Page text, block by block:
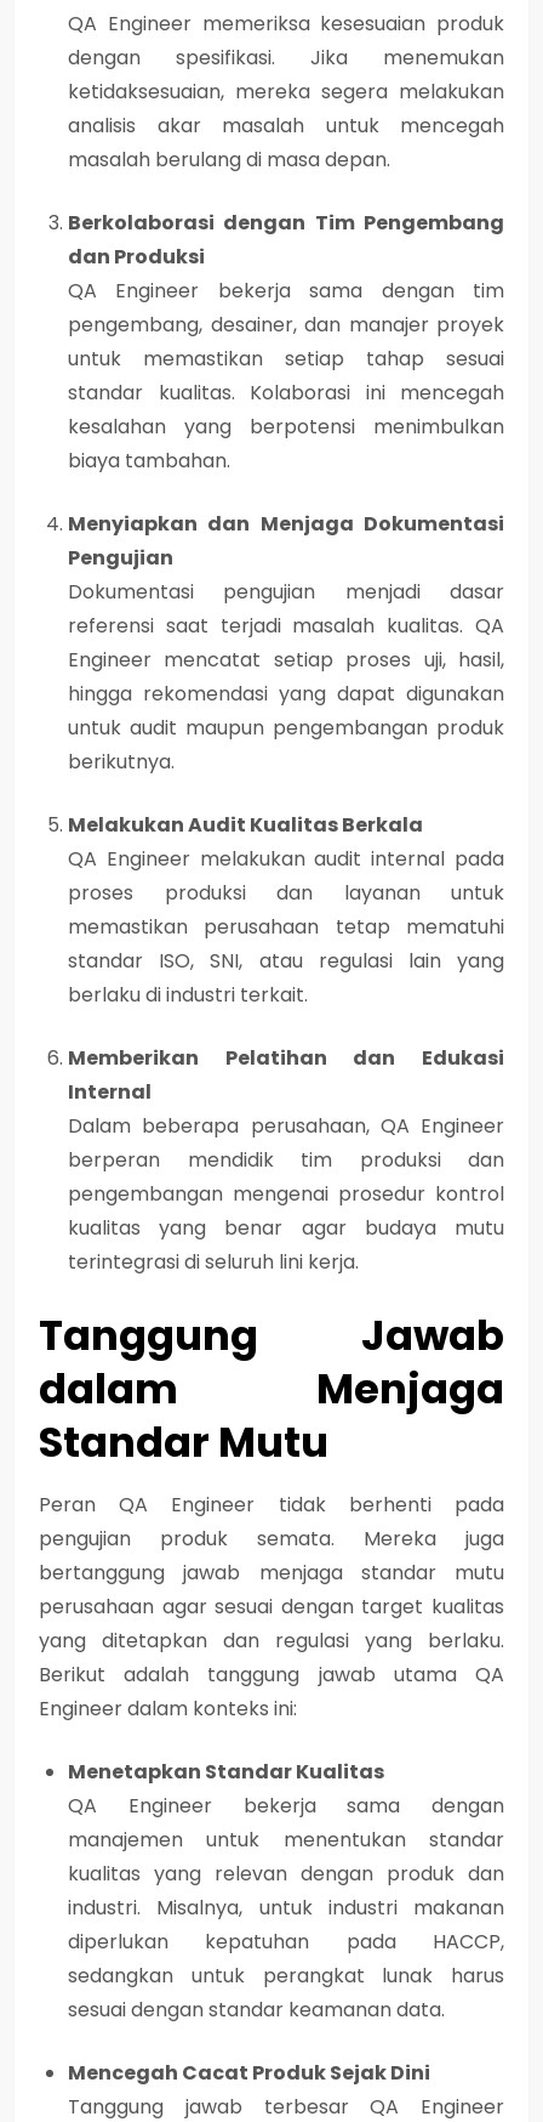
QA Engineer memeriksa kesesuaian produk
dengan spesifikasi. Jika menemukan
ketidaksesuaian, mereka segera melakukan
analisis akar masalah untuk mencegah
masalah berulang di masa depan.
Berkolaborasi dengan Tim Pengembang
dan Produksi
QA Engineer bekerja sama dengan tim
pengembang, desainer, dan manajer proyek
untuk memastikan setiap tahap sesuai
standar kualitas. Kolaborasi ini mencegah
kesalahan yang berpotensi menimbulkan
biaya tambahan.
Menyiapkan dan Menjaga Dokumentasi
Pengujian
Dokumentasi pengujian menjadi dasar
referensi saat terjadi masalah kualitas. QA
Engineer mencatat setiap proses uji, hasil,
hingga rekomendasi yang dapat digunakan
untuk audit maupun pengembangan produk
berikutnya.
Melakukan Audit Kualitas Berkala
QA Engineer melakukan audit internal pada
proses produksi dan layanan untuk
memastikan perusahaan tetap mematuhi
standar ISO, SNI, atau regulasi lain yang
berlaku di industri terkait.
Memberikan Pelatihan dan Edukasi
Internal
Dalam beberapa perusahaan, QA Engineer
berperan mendidik tim produksi dan
pengembangan mengenai prosedur kontrol
kualitas yang benar agar budaya mutu
terintegrasi di seluruh lini kerja.
Tanggung Jawab
dalam Menjaga
Standar Mutu
Peran QA Engineer tidak berhenti pada
pengujian produk semata. Mereka juga
bertanggung jawab menjaga standar mutu
perusahaan agar sesuai dengan target kualitas
yang ditetapkan dan regulasi yang berlaku.
Berikut adalah tanggung jawab utama QA
Engineer dalam konteks ini:
Menetapkan Standar Kualitas
QA Engineer bekerja sama dengan
manajemen untuk menentukan standar
kualitas yang relevan dengan produk dan
industri. Misalnya, untuk industri makanan
diperlukan kepatuhan pada HACCP,
sedangkan untuk perangkat lunak harus
sesuai dengan standar keamanan data.
Mencegah Cacat Produk Sejak Dini
Tanggung jawab terbesar QA Engineer